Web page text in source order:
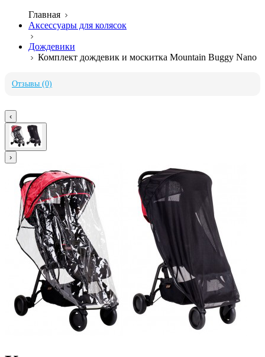
Главная
Аксессуары для колясок
Дождевики
Комплект дождевик и москитка Mountain Buggy Nano
Отзывы (0)
‹
›